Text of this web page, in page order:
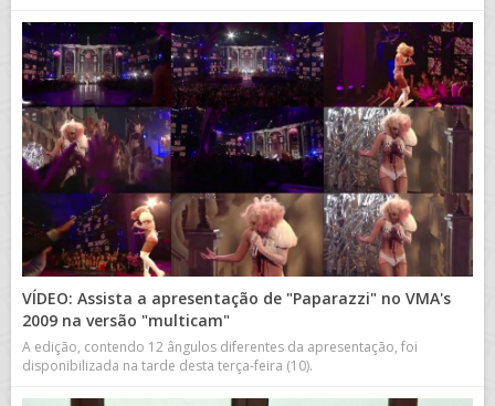
VÍDEO: Assista a apresentação de "Paparazzi" no VMA's
2009 na versão "multicam"
A edição, contendo 12 ângulos diferentes da apresentação, foi
disponibilizada na tarde desta terça-feira (10).